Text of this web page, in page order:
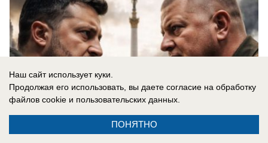
Наш сайт использует куки.
Продолжая его использовать, вы даете согласие на обработку
файлов cookie и пользовательских данных.
ПОНЯТНО